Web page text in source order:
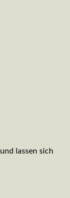
lassen sich